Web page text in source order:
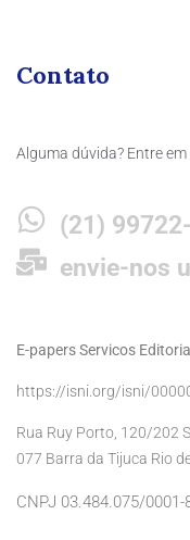
Contato
Alguma dúvida? Entre
(21)
envie-nos
E-papers Servicos
https://isni.org/isni/
Rua Ruy Porto, 120/202
077 Barra da Tijuca Rio
CNPJ 03.484.075/0001-